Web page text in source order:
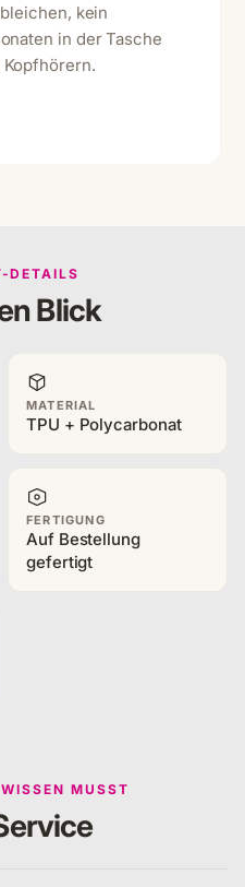
kein
in der Tasche
DETAILS
Blick
MATERIAL
TPU + Polycarbonat
FERTIGUNG
Auf Bestellung
gefertigt
MUSST